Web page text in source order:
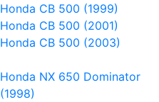
Honda CB 500 (1999)
Honda CB 500 (2001)
Honda CB 500 (2003)
Honda NX 650 Dominator
(1998)